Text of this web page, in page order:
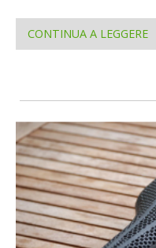
CONTINUA A LEGGERE